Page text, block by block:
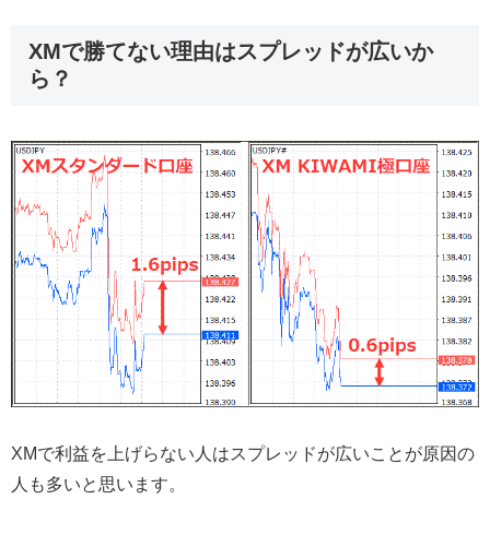
XMで勝てない理由はスプレッドが広いか
ら？
XMで利益を上げらない人はスプレッドが広いことが原因の
人も多いと思います。